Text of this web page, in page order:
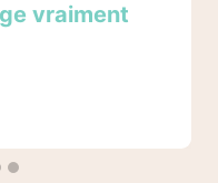
vraiment